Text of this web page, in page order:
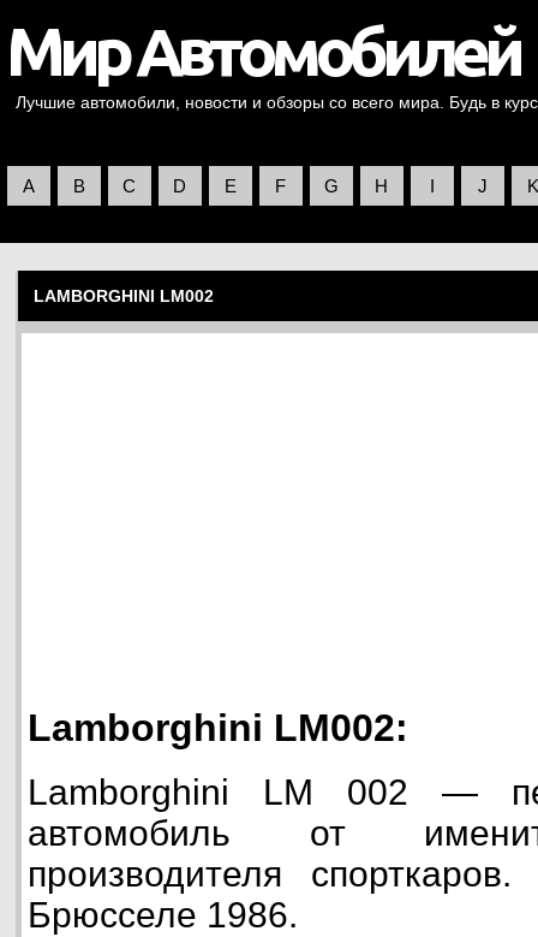
Лучшие автомобили, новости и обзоры со всего мира. Будь в
A B C D E F G H I J K
LAMBORGHINI LM002
Lamborghini LM002:
Lamborghini LM 002 —
автомобиль от
производителя
Брюсселе 1986.